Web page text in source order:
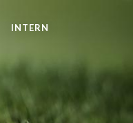
INTERN